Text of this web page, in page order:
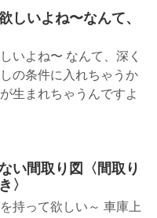
しいよね〜なんて、
いよね〜 なんて、深く
の条件に入れちゃうか
生まれちゃうんですよ
い間取り図〈間取り
〉
持って欲しい～ 車庫上